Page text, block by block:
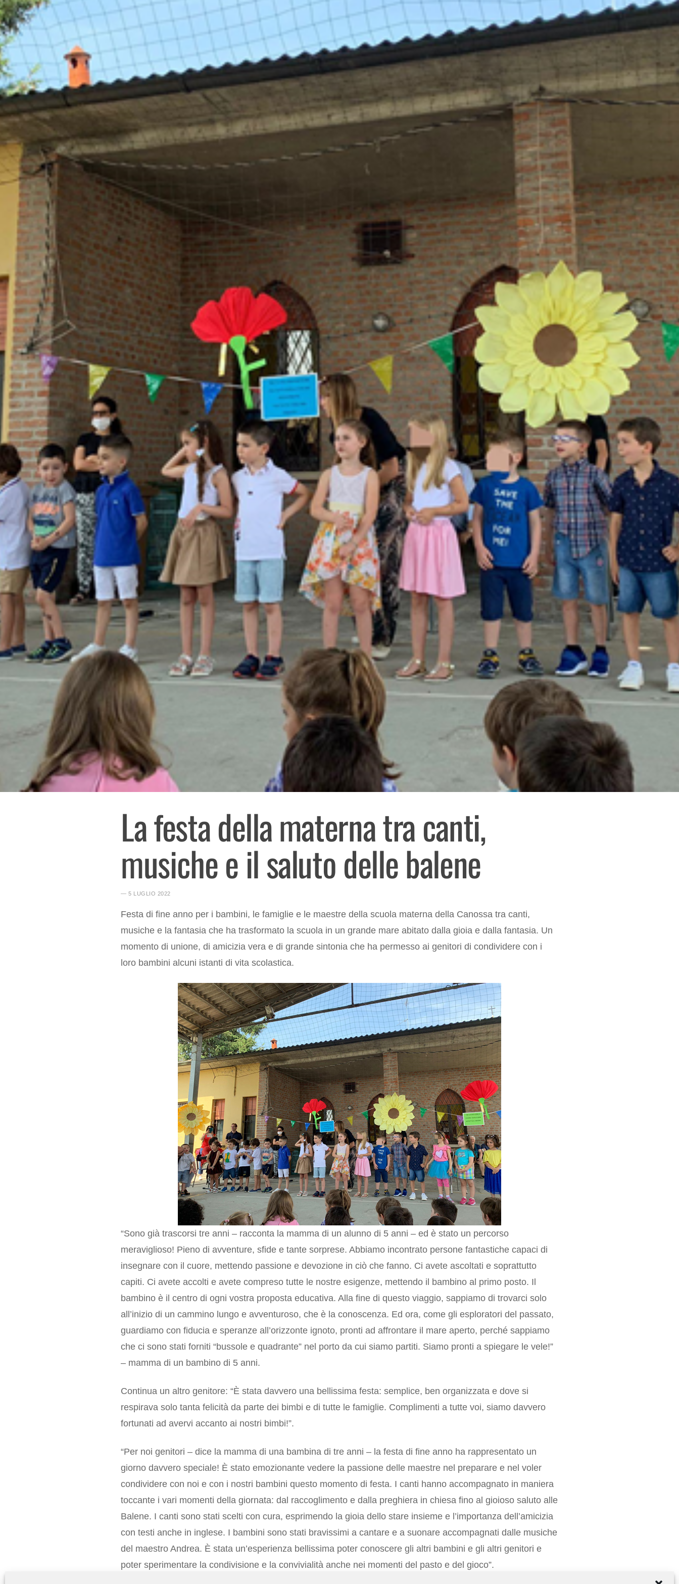
La festa della materna tra canti,
musiche e il saluto delle balene
― 5 LUGLIO 2022
Festa di fine anno per i bambini, le famiglie e le maestre della scuola materna della Canossa tra canti,
musiche e la fantasia che ha trasformato la scuola in un grande mare abitato dalla gioia e dalla fantasia. Un
momento di unione, di amicizia vera e di grande sintonia che ha permesso ai genitori di condividere con i
loro bambini alcuni istanti di vita scolastica.
“Sono già trascorsi tre anni – racconta la mamma di un alunno di 5 anni – ed è stato un percorso
meraviglioso! Pieno di avventure, sfide e tante sorprese. Abbiamo incontrato persone fantastiche capaci di
insegnare con il cuore, mettendo passione e devozione in ciò che fanno. Ci avete ascoltati e soprattutto
capiti. Ci avete accolti e avete compreso tutte le nostre esigenze, mettendo il bambino al primo posto. Il
bambino è il centro di ogni vostra proposta educativa. Alla fine di questo viaggio, sappiamo di trovarci solo
all’inizio di un cammino lungo e avventuroso, che è la conoscenza. Ed ora, come gli esploratori del passato,
guardiamo con fiducia e speranze all’orizzonte ignoto, pronti ad affrontare il mare aperto, perché sappiamo
che ci sono stati forniti “bussole e quadrante” nel porto da cui siamo partiti. Siamo pronti a spiegare le vele!”
– mamma di un bambino di 5 anni.
Continua un altro genitore: “È stata davvero una bellissima festa: semplice, ben organizzata e dove si
respirava solo tanta felicità da parte dei bimbi e di tutte le famiglie. Complimenti a tutte voi, siamo davvero
fortunati ad avervi accanto ai nostri bimbi!”.
“Per noi genitori – dice la mamma di una bambina di tre anni – la festa di fine anno ha rappresentato un
giorno davvero speciale! È stato emozionante vedere la passione delle maestre nel preparare e nel voler
condividere con noi e con i nostri bambini questo momento di festa. I canti hanno accompagnato in maniera
toccante i vari momenti della giornata: dal raccoglimento e dalla preghiera in chiesa fino al gioioso saluto alle
Balene. I canti sono stati scelti con cura, esprimendo la gioia dello stare insieme e l’importanza dell’amicizia
con testi anche in inglese. I bambini sono stati bravissimi a cantare e a suonare accompagnati dalle musiche
del maestro Andrea. È stata un’esperienza bellissima poter conoscere gli altri bambini e gli altri genitori e
poter sperimentare la condivisione e la convivialità anche nei momenti del pasto e del gioco”.